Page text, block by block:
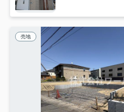
売地